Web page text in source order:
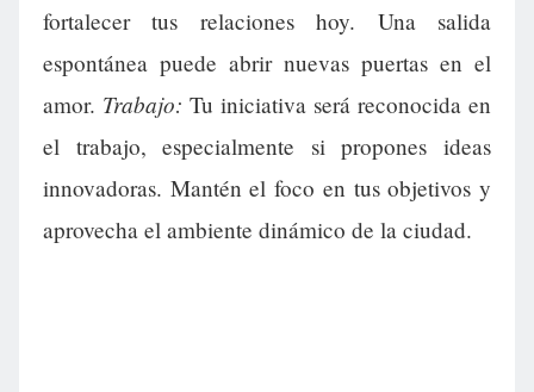
fortalecer tus relaciones hoy. Una salida
espontánea puede abrir nuevas puertas en el
amor. Trabajo: Tu iniciativa será reconocida en
el trabajo, especialmente si propones ideas
innovadoras. Mantén el foco en tus objetivos y
aprovecha el ambiente dinámico de la ciudad.